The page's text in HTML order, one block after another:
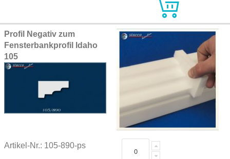
Profil Negativ zum
Fensterbankprofil Idaho
105
Artikel-Nr.: 105-890-ps